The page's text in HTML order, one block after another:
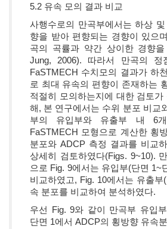
5.2 유속 모의 결과 비교
사행수로의 만곡부에서는 하상
향을 받아 편향되는 경향이 있으
곡의 곡률과 약간 상이한 경향
Jung, 2006). 따라서 만곡의 정
FaSTMECH 수치모의 결과가 하
로 최대 유속의 편향이 존재하는
적절히 모의하는지에 대한 검토가
해, 본 연구에서는 수위 분포 비교
부의 유입부와 유출부 내 6
FaSTMECH 모형으로 계산한 횡
분포와 ADCP 측정 결과를 비교
상세히 검토하였다(Figs. 9~10).
으로 Fig. 9에서는 유입부(단면 1~
비교하였고, Fig. 10에서는 유출부
속 분포를 비교하여 분석하였다.
우선 Fig. 9와 같이 만곡부 유입
단면 1에서 ADCP의 횡방향 유속